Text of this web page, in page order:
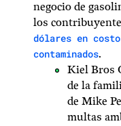
negocio de
los
dólares en
contaminados.
Kiel Bros
de la
de Mike
multas